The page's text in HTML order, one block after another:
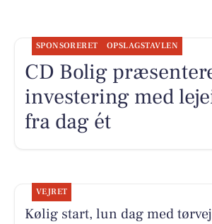
SPONSORERET OPSLAGSTAVLEN
CD Bolig
investering med
fra dag ét
VEJRET
Kølig start, lun dag med